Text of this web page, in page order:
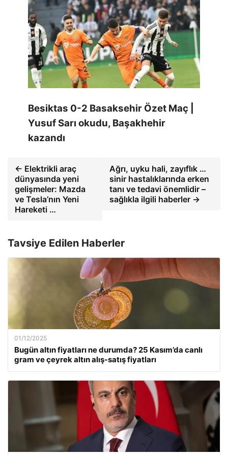
Besiktas 0-2 Basaksehir Özet Maç |
Yusuf Sarı okudu, Başakhehir
kazandı
← Elektrikli araç
dünyasında yeni
gelişmeler: Mazda
ve Tesla’nın Yeni
Hareketi …
Ağrı, uyku hali, zayıflık …
sinir hastalıklarında erken
tanı ve tedavi önemlidir –
sağlıkla ilgili haberler →
Tavsiye Edilen Haberler
01/12/2025
Bugün altın fiyatları ne durumda? 25 Kasım’da canlı
gram ve çeyrek altın alış-satış fiyatları